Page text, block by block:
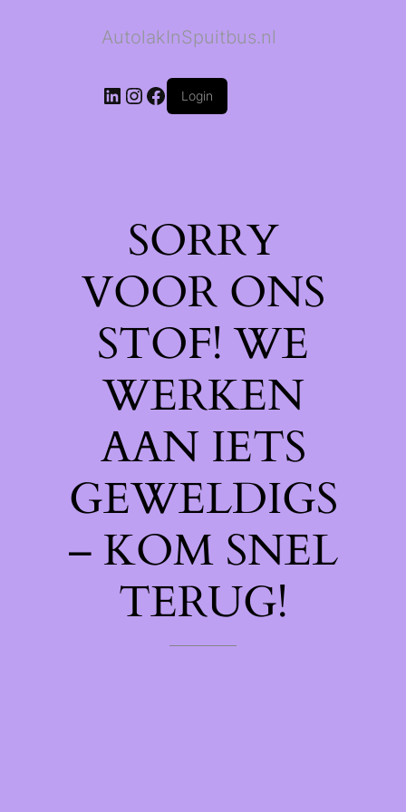
AutolakInSpuitbus.nl
LinkedIn
Instagram
Facebook
Login
SORRY
VOOR ONS
STOF! WE
WERKEN
AAN IETS
GEWELDIGS
– KOM SNEL
TERUG!